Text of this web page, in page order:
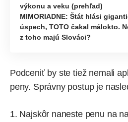
výkonu a veku (prehľad)
MIMORIADNE: Štát hlási
úspech, TOTO čakal málokto.
z toho majú Slováci?
Podceniť by ste tiež nemali
peny. Správny postup je
Najskôr naneste penu na